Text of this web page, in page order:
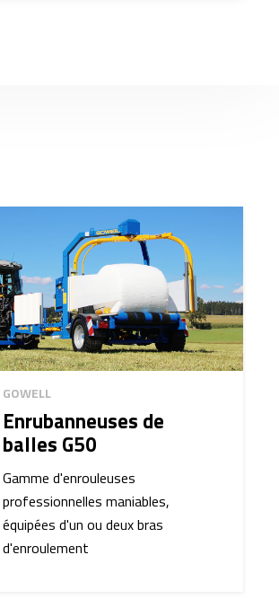
GOWELL
Enrubanneuses de
balles G50
Gamme d'enrouleuses
professionnelles maniables,
équipées d'un ou deux bras
d'enroulement